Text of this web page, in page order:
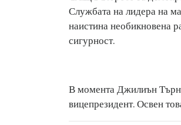
Службата на лидера на
наистина необикновена
сигурност.
В момента Джилиън
вицепрезидент. Освен